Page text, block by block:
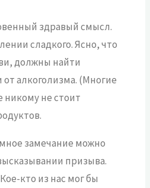
здравый смысл.
сладкого. Ясно, что
должны найти
алкоголизма. (Многие
никому не стоит
замечание можно
призыва.
кто из нас мог бы